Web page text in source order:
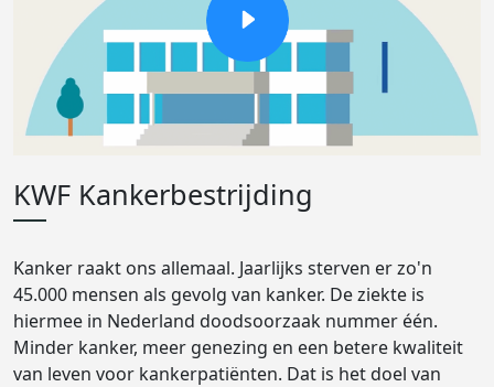
KWF Kankerbestrijding
Kanker raakt ons allemaal. Jaarlijks sterven er zo'n
45.000 mensen als gevolg van kanker. De ziekte is
hiermee in Nederland doodsoorzaak nummer één.
Minder kanker, meer genezing en een betere kwaliteit
van leven voor kankerpatiënten. Dat is het doel van